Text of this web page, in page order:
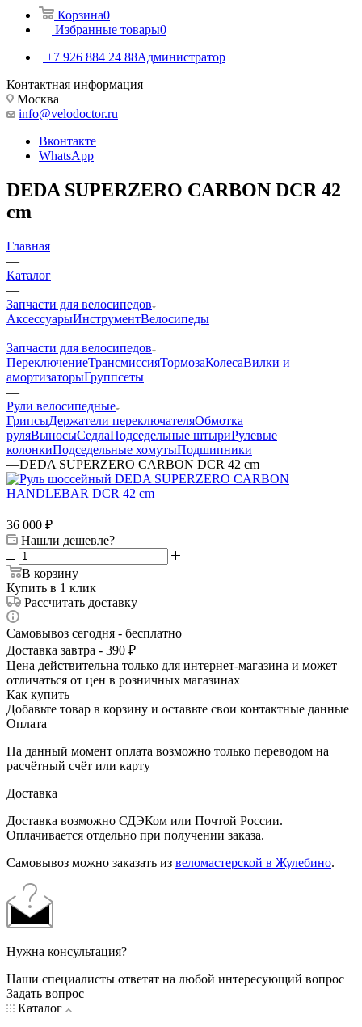
Корзина0
Избранные товары0
+7 926 884 24 88Администратор
Контактная информация
Москва
info@velodoctor.ru
Вконтакте
WhatsApp
DEDA SUPERZERO CARBON DCR 42
cm
Главная
—
Каталог
—
Запчасти для велосипедов
АксессуарыИнструментВелосипеды
—
Запчасти для велосипедов
ПереключениеТрансмиссияТормозаКолесаВилки и
амортизаторыГруппсеты
—
Рули велосипедные
ГрипсыДержатели переключателяОбмотка
руляВыносыСедлаПодседельные штыриРулевые
колонкиПодседельные хомутыПодшипники
—DEDA SUPERZERO CARBON DCR 42 cm
36 000 ₽
Нашли дешевле?
В корзину
Купить в 1 клик
Рассчитать доставку
Самовывоз сегодня - бесплатно
Доставка завтра - 390 ₽
Цена действительна только для интернет-магазина и может
отличаться от цен в розничных магазинах
Как купить
Добавьте товар в корзину и оставьте свои контактные данные
Оплата
На данный момент оплата возможно только переводом на
расчётный счёт или карту
Доставка
Доставка возможно СДЭКом или Почтой России.
Оплачивается отдельно при получении заказа.
Самовывоз можно заказать из веломастерской в Жулебино.
Нужна консультация?
Наши специалисты ответят на любой интересующий вопрос
Задать вопрос
Каталог